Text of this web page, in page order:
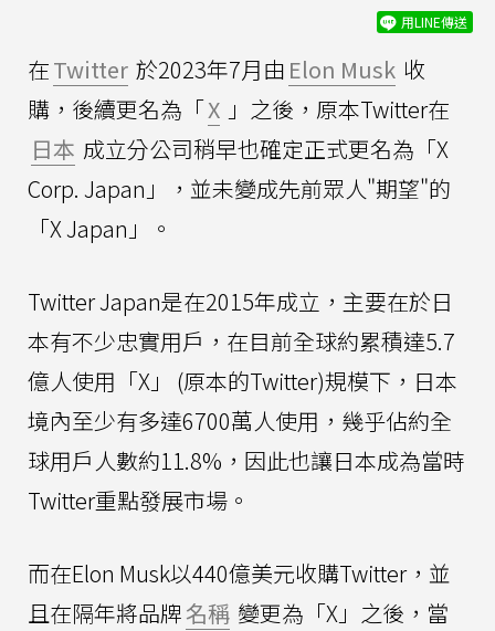
用LINE傳送
在Twitter 於2023年7月由 Elon Musk 收
購，後續更名為「X 」之後，原本Twitter在
日本 成立分公司稍早也確定正式更名為「X
Corp. Japan」，並未變成先前眾人"期望"的
「X Japan」。
Twitter Japan是在2015年成立，主要在於日
本有不少忠實用戶，在目前全球約累積達5.7
億人使用「X」 (原本的Twitter)規模下，日本
境內至少有多達6700萬人使用，幾乎佔約全
球用戶人數約11.8%，因此也讓日本成為當時
Twitter重點發展市場。
而在Elon Musk以440億美元收購Twitter，並
且在隔年將品牌名稱 變更為「X」之後，當